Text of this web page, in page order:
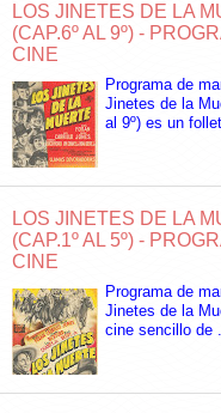
LOS JINETES DE LA
(CAP.6º AL 9º) -
CINE
Programa de
Jinetes de la
al 9º) es un
LOS JINETES DE LA
(CAP.1º AL 5º) -
CINE
Programa de
Jinetes de la
cine sencillo de